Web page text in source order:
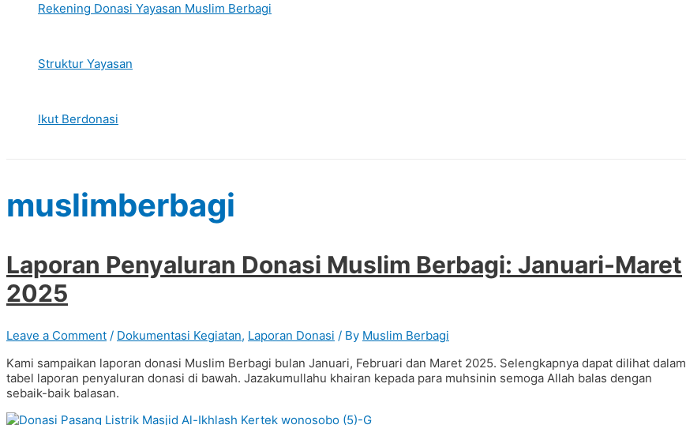
Rekening Donasi Yayasan Muslim Berbagi
Struktur Yayasan
Ikut Berdonasi
muslimberbagi
Laporan Penyaluran Donasi Muslim Berbagi: Januari-Maret
2025
Leave a Comment / Dokumentasi Kegiatan, Laporan Donasi / By Muslim Berbagi
Kami sampaikan laporan donasi Muslim Berbagi bulan Januari, Februari dan Maret 2025. Selengkapnya dapat dilihat dalam
tabel laporan penyaluran donasi di bawah. Jazakumullahu khairan kepada para muhsinin semoga Allah balas dengan
sebaik-baik balasan.